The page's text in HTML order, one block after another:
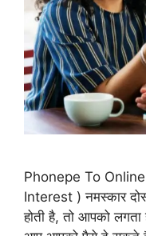
Phonepe To
Interest ) नमस्कार
होती है, तो आपको लगता